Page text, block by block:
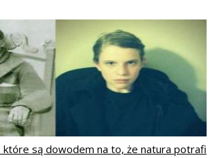
które są dowodem na to, że natura potrafi